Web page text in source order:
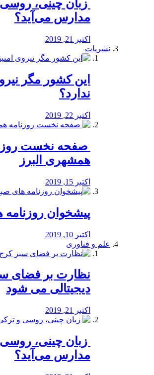
زبان چینی،
مدارس می‌آید؟
اکتبر 21, 2019
نشریات
این کشور مگر
ندارد؟
اکتبر 22, 2019
صفحه نخست
همشهری البرز
اکتبر 15, 2019
پیشخوان
اکتبر 10, 2019
علم و فناوری
نظارت بر فضای
دیجیتالی می شود
اکتبر 21, 2019
زبان چینی،
مدارس می‌آید؟